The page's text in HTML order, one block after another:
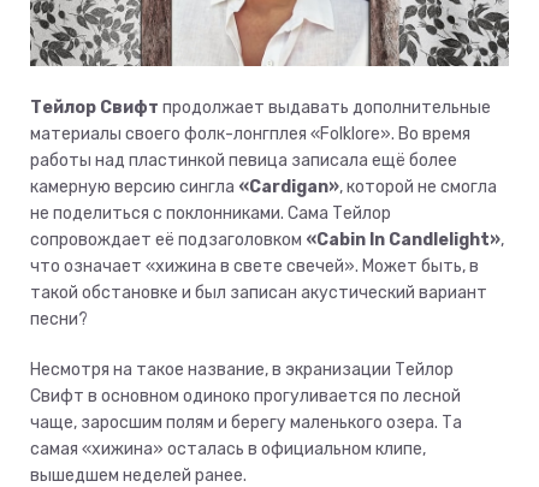
Тейлор Свифт продолжает выдавать дополнительные
материалы своего фолк-лонгплея «Folklore». Во время
работы над пластинкой певица записала ещё более
камерную версию сингла «Cardigan», которой не смогла
не поделиться с поклонниками. Сама Тейлор
сопровождает её подзаголовком «Cabin In Candlelight»,
что означает «хижина в свете свечей». Может быть, в
такой обстановке и был записан акустический вариант
песни?
Несмотря на такое название, в экранизации Тейлор
Свифт в основном одиноко прогуливается по лесной
чаще, заросшим полям и берегу маленького озера. Та
самая «хижина» осталась в официальном клипе,
вышедшем неделей ранее.